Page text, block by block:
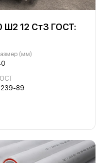
Ш2 12 Ст3 ГОСТ:
(мм)
89